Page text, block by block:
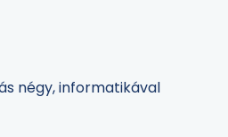
négy, informatikával